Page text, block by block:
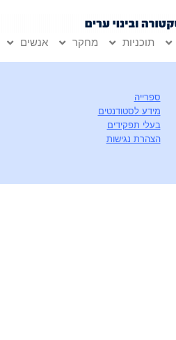
תוכניות מחקר אנשים
ספרייה
מידע לסטודנטים
בעלי תפקידים
הצהרת נגישות